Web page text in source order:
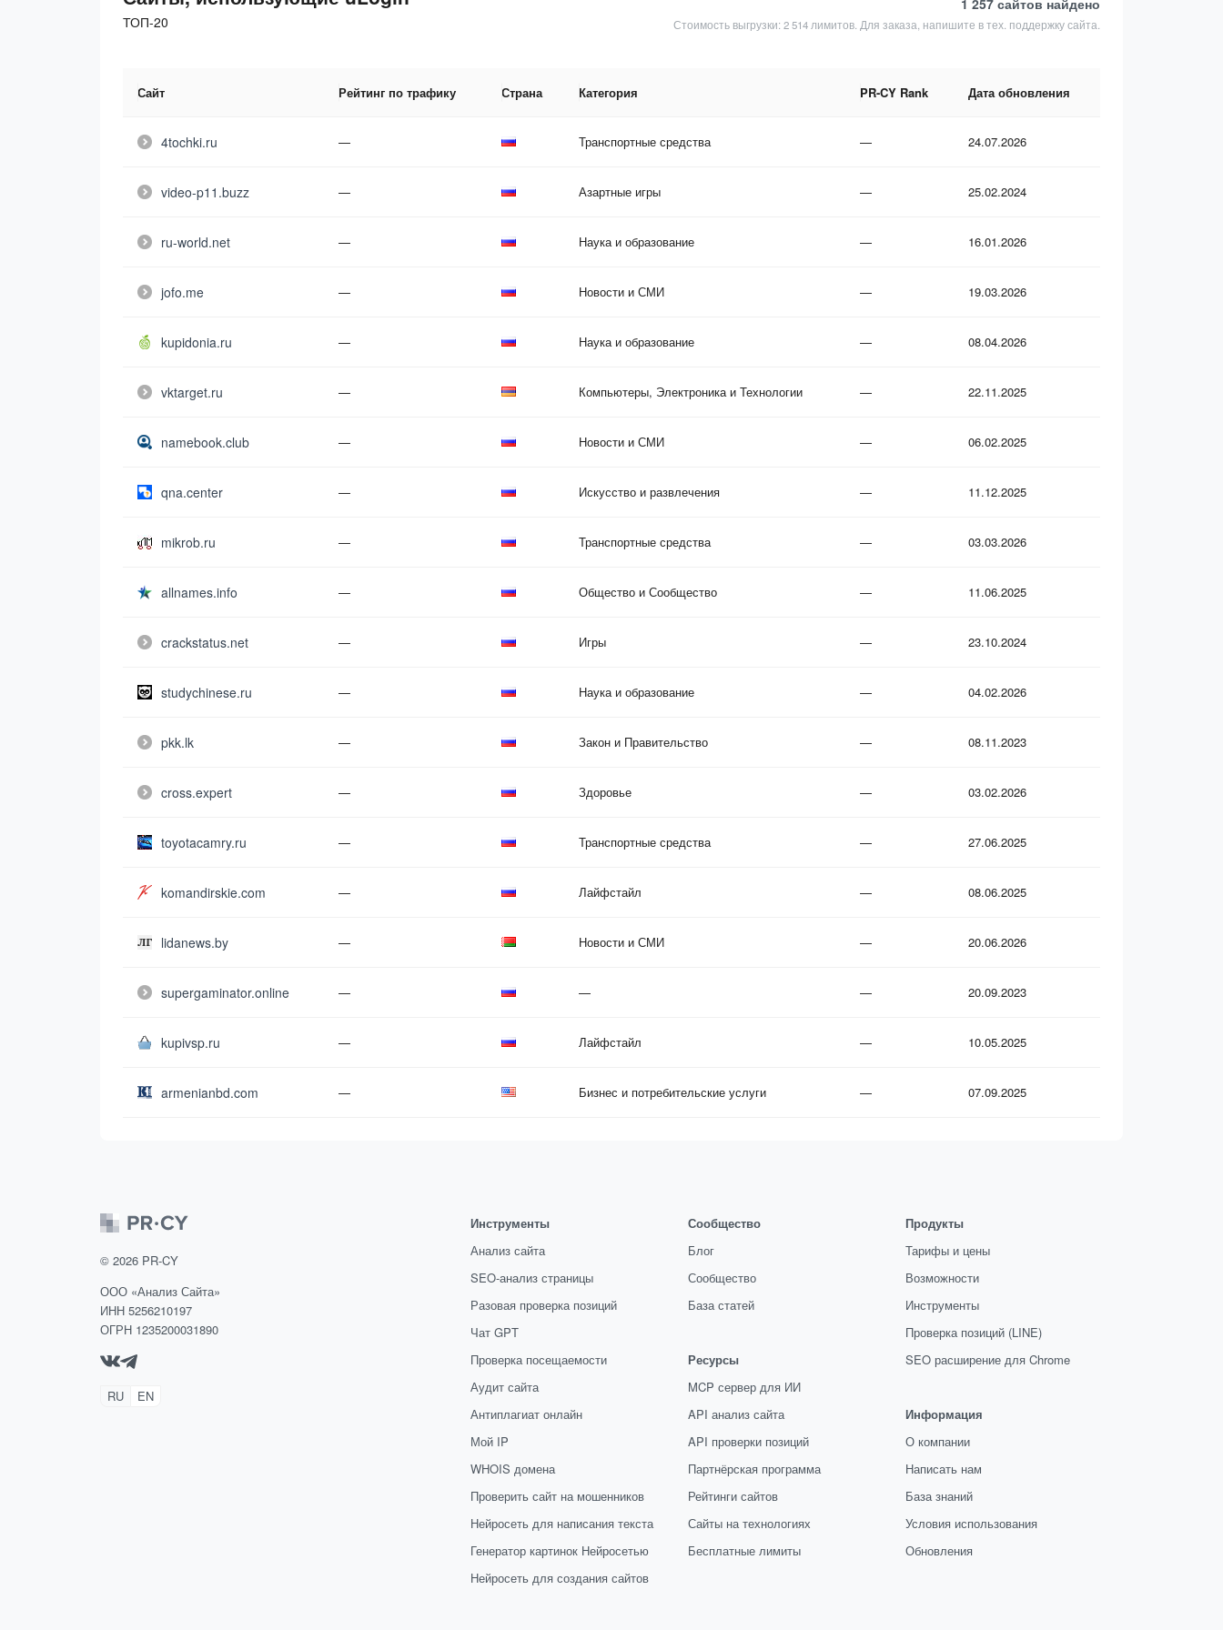
ТОП-20
1 257 сайтов найдено
Стоимость выгрузки: 2 514 лимитов. Для заказа, напишите в тех. поддержку сайта.
Сайт Рейтинг по трафику Страна Категория PR-CY Rank Дата обновления
4tochki.ru — Транспортные средства — 24.07.2026
video-p11.buzz — Азартные игры — 25.02.2024
ru-world.net — Наука и образование — 16.01.2026
jofo.me — Новости и СМИ — 19.03.2026
kupidonia.ru — Наука и образование — 08.04.2026
vktarget.ru — Компьютеры, Электроника и Технологии — 22.11.2025
namebook.club — Новости и СМИ — 06.02.2025
qna.center — Искусство и развлечения — 11.12.2025
mikrob.ru — Транспортные средства — 03.03.2026
allnames.info — Общество и Сообщество — 11.06.2025
crackstatus.net — Игры — 23.10.2024
studychinese.ru — Наука и образование — 04.02.2026
pkk.lk — Закон и Правительство — 08.11.2023
cross.expert — Здоровье — 03.02.2026
toyotacamry.ru — Транспортные средства — 27.06.2025
komandirskie.com — Лайфстайл — 08.06.2025
lidanews.by — Новости и СМИ — 20.06.2026
supergaminator.online — — — 20.09.2023
kupivsp.ru — Лайфстайл — 10.05.2025
armenianbd.com — Бизнес и потребительские услуги — 07.09.2025
© 2026 PR-CY
ООО «Анализ Сайта»
ИНН 5256210197
ОГРН 1235200031890
RU EN
Инструменты
Анализ сайта
SEO-анализ страницы
Разовая проверка позиций
Чат GPT
Проверка посещаемости
Аудит сайта
Антиплагиат онлайн
Мой IP
WHOIS домена
Проверить сайт на мошенников
Нейросеть для написания текста
Генератор картинок Нейросетью
Нейросеть для создания сайтов
Сообщество
Блог
Сообщество
База статей
Ресурсы
MCP сервер для ИИ
API анализ сайта
API проверки позиций
Партнёрская программа
Рейтинги сайтов
Сайты на технологиях
Бесплатные лимиты
Продукты
Тарифы и цены
Возможности
Инструменты
Проверка позиций (LINE)
SEO расширение для Chrome
Информация
О компании
Написать нам
База знаний
Условия использования
Обновления